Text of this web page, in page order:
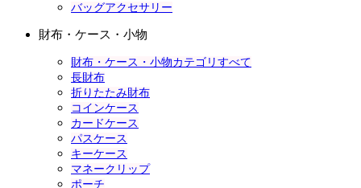
バッグアクセサリー
財布・ケース・小物
財布・ケース・小物カテゴリすべて
長財布
折りたたみ財布
コインケース
カードケース
パスケース
キーケース
マネークリップ
ポーチ